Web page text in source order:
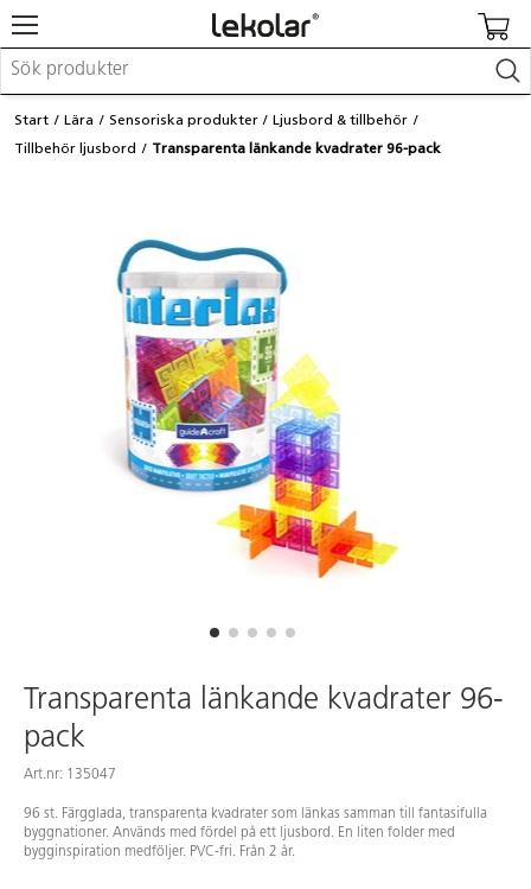
Möbler & inredning
Lekplatsutrustning & utemiljö
Skolförbrukning & kontorsmaterial
Logga in / Registrera dig
Hitta din säljare
Kontakta Lekolar
Start Lära Sensoriska produkter
Ljusbord & tillbehör
Tillbehör ljusbord
Transparenta länkande kvadrater 96-pack
Transparenta länkande kvadrater 96-
pack
Art.nr: 135047
96 st. Färgglada, transparenta kvadrater som länkas samman till fantasifulla
byggnationer. Används med fördel på ett ljusbord. En liten folder med
bygginspiration medföljer. PVC-fri. Från 2 år.